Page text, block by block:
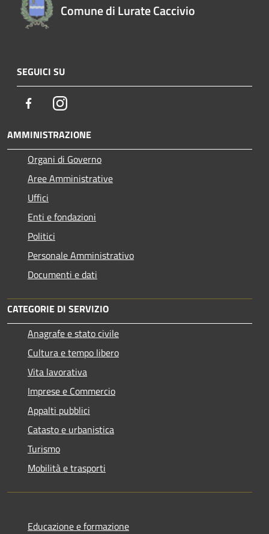
Comune di Lurate Caccivio
SEGUICI SU
FacebookInstagram
AMMINISTRAZIONE
Organi di Governo
Aree Amministrative
Uffici
Enti e fondazioni
Politici
Personale Amministrativo
Documenti e dati
CATEGORIE DI SERVIZIO
Anagrafe e stato civile
Cultura e tempo libero
Vita lavorativa
Imprese e Commercio
Appalti pubblici
Catasto e urbanistica
Turismo
Mobilità e trasporti
Educazione e formazione